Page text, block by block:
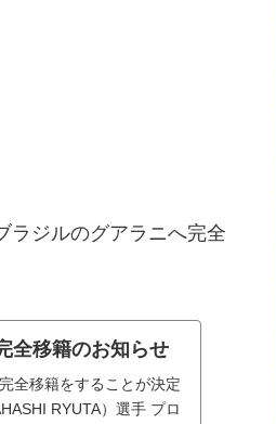
ラジルのグアラニへ完全
全移籍のお知らせ
全移籍をすることが決定
RYUTA）選手 プロ